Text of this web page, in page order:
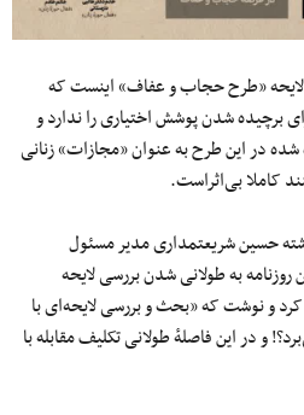
لایحه «طرح حجاب و عفاف» اینست که
برچیده شدن پوشش اختیاری را ندارد و
در این طرح به عنوان «مجازات» زنانی
کاملا بی‌اثراست.
حسین شریعتمداری مدیر مسئول
به طولانی شدن بررسی لایحه
و نوشت که «بحث و بررسی لایحه‌ای با
و در این فاصلهٔ طولانی تکلیف مقابله با